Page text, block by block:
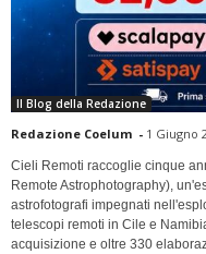
Il Blog della Redazione
Redazione Coelum - 1 Giugno
Cieli Remoti raccoglie cinque
Remote Astrophotography),
astrofotografi impegnati
telescopi remoti in Cile e
acquisizione e oltre 330